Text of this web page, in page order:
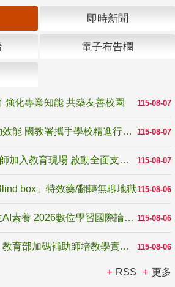
即時新聞
電子布告欄
115-08-07
強化專業知能 共築友善校園
115-08-07
強化學習歷程檔案推動效能 國教署攜手學校精進行政與教學支持
115-08-07
迎接115學年度新進教師加入教育現場 啟動全面支持陪伴
115-08-06
box」特效藥/翻轉無聊地獄
115-08-06
匯聚全球視野深化師生AI素養 2026數位學習國際論壇高雄登場
115-08-06
深化師培與現場連結！教育部加碼補助師培教學實踐研究 10月師培國際研討會交流教學實踐經驗
RSS 更多